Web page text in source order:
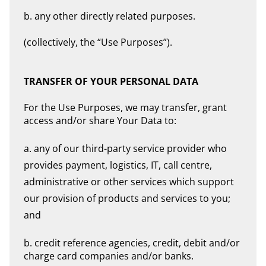
b. any other directly related purposes.
(collectively, the “Use Purposes”).
TRANSFER OF YOUR PERSONAL DATA
For the Use Purposes, we may transfer, grant
access and/or share Your Data to:
a. any of our third-party service provider who
provides payment, logistics, IT, call centre,
administrative or other services which support
our provision of products and services to you;
and
b. credit reference agencies, credit, debit and/or
charge card companies and/or banks.